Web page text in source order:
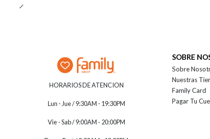
HORARIOS DE ATENCION
Lun - Jue / 9:30AM - 19:30PM
Vie - Sab / 9:00AM - 20:00PM
SOBRE
Sobre
Nuestras
Family Card
Pagar Tu